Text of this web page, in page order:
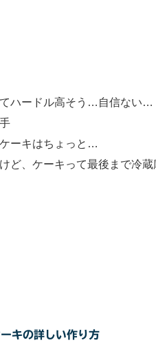
ハードル高そう…自信ない…
ーキはちょっと…
ど、ケーキって最後まで冷
キの詳しい作り方